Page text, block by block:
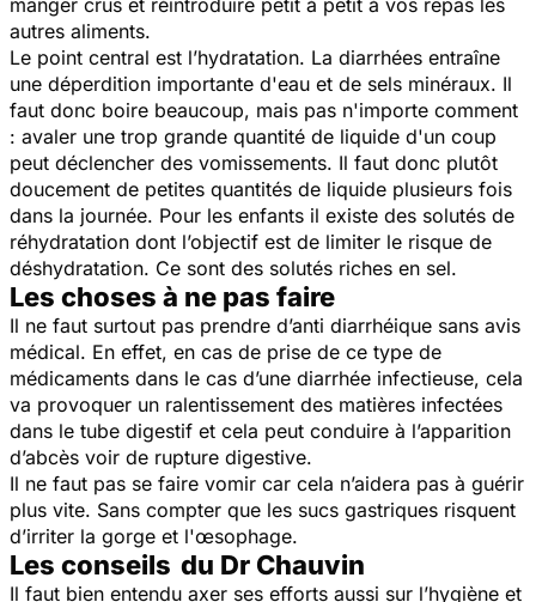
autres aliments.
Le point central est l’hydratation. La diarrhées entraîne
une déperdition importante d'eau et de sels minéraux. Il
faut donc boire beaucoup, mais pas n'importe comment
: avaler une trop grande quantité de liquide d'un coup
peut déclencher des vomissements. Il faut donc plutôt
doucement de petites quantités de liquide plusieurs fois
dans la journée. Pour les enfants il existe des solutés de
réhydratation dont l’objectif est de limiter le risque de
déshydratation. Ce sont des solutés riches en sel.
Les choses à ne pas faire
Il ne faut surtout pas prendre d’anti diarrhéique sans avis
médical. En effet, en cas de prise de ce type de
médicaments dans le cas d’une diarrhée infectieuse, cela
va provoquer un ralentissement des matières infectées
dans le tube digestif et cela peut conduire à l’apparition
d’abcès voir de rupture digestive.
Il ne faut pas se faire vomir car cela n’aidera pas à guérir
plus vite. Sans compter que les sucs gastriques risquent
d’irriter la gorge et l'œsophage.
Les conseils du Dr Chauvin
Il faut bien entendu axer ses efforts aussi sur l’hygiène et